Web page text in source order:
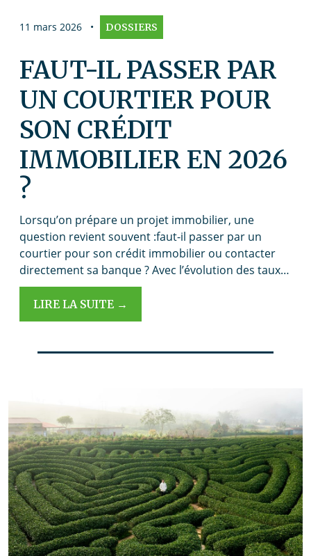
11 mars 2026 • DOSSIERS
FAUT-IL PASSER PAR
UN COURTIER POUR
SON CRÉDIT
IMMOBILIER EN 2026
?
Lorsqu’on prépare un projet immobilier, une
question revient souvent :faut-il passer par un
courtier pour son crédit immobilier ou contacter
directement sa banque ? Avec l’évolution des taux…
LIRE LA SUITE →